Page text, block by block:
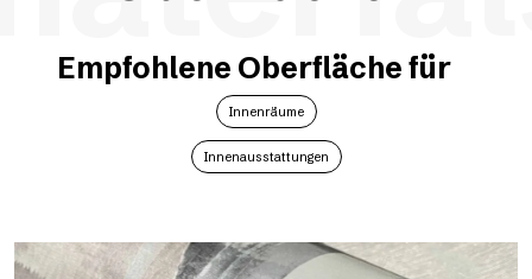
Empfohlene Oberfläche für
Innenräume
Innenausstattungen